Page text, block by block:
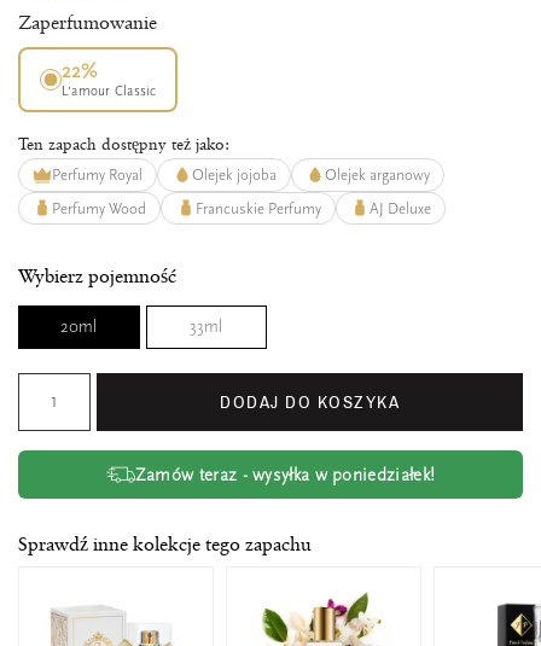
Zaperfumowanie
22%
L’amour Classic
Ten zapach dostępny też jako:
Perfumy Royal Olejek jojoba
Olejek arganowy
Perfumy Wood
Francuskie Perfumy AJ Deluxe
Wybierz pojemność
20ml 33ml
DODAJ DO KOSZYKA
Zamów teraz - wysyłka w poniedziałek!
Sprawdź inne kolekcje tego zapachu